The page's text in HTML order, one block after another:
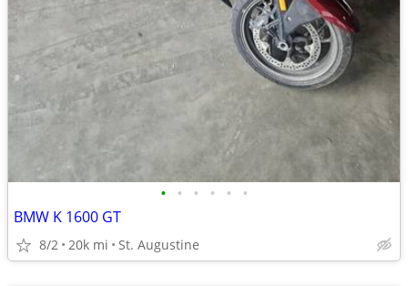
• • • • • •
BMW K 1600 GT
8/2 20k mi St. Augustine